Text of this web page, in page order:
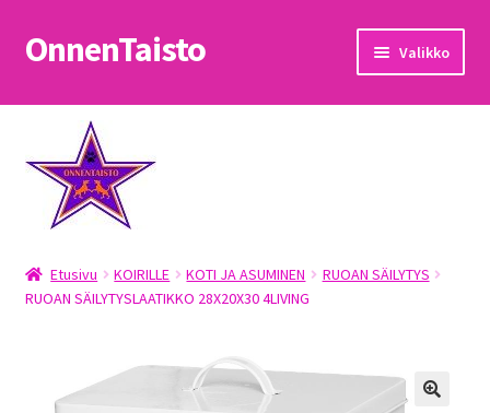
Siirry
navigointiin
Siirry
sisältöön
OnnenTaisto Valikko
Etusivu
Kassa
Oma tili
OnnenTaisto
Palautukset
Etusivu KOIRILLE KOTI JA ASUMINEN
RUOAN SÄILYTYS
RUOAN SÄILYTYSLAATIKKO 28X20X30 4LIVING